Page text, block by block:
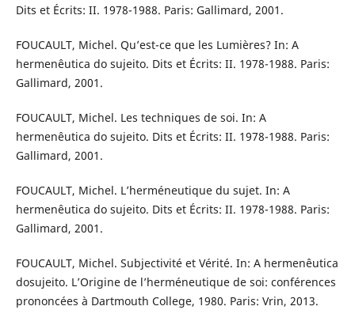
Dits et Écrits: II. 1978-1988. Paris: Gallimard, 2001.
FOUCAULT, Michel. Qu’est-ce que les Lumières? In: A
hermenêutica do sujeito. Dits et Écrits: II. 1978-1988. Paris:
Gallimard, 2001.
FOUCAULT, Michel. Les techniques de soi. In: A
hermenêutica do sujeito. Dits et Écrits: II. 1978-1988. Paris:
Gallimard, 2001.
FOUCAULT, Michel. L’herméneutique du sujet. In: A
hermenêutica do sujeito. Dits et Écrits: II. 1978-1988. Paris:
Gallimard, 2001.
FOUCAULT, Michel. Subjectivité et Vérité. In: A hermenêutica
dosujeito. L’Origine de l’herméneutique de soi: conférences
prononcées à Dartmouth College, 1980. Paris: Vrin, 2013.